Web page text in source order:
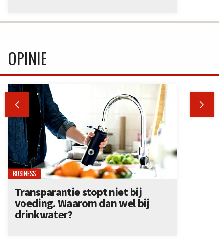
OPINIE
 
BUSINESS
Transparantie stopt niet bij
voeding. Waarom dan wel bij
drinkwater?